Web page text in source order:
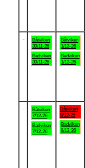
Båtviken
30/11-26
Badviken
30/11-26
Båtviken
1/12-26
Badviken
1/12-26
Båtviken
7/12-26
Badviken
7/12-26
Båtviken
8/12-26
Badviken
8/12-26